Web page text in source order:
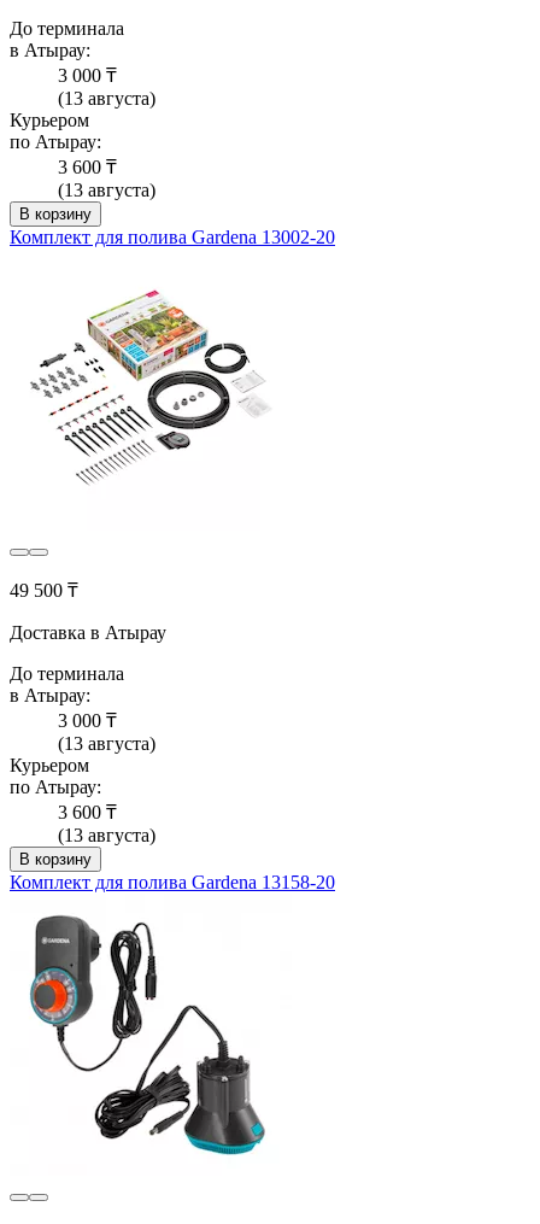
До терминала
в Атырау:
3 000 ₸
(13 августа)
Курьером
по Атырау:
3 600 ₸
(13 августа)
В корзину
Комплект для полива Gardena 13002-20
49 500 ₸
Доставка в Атырау
До терминала
в Атырау:
3 000 ₸
(13 августа)
Курьером
по Атырау:
3 600 ₸
(13 августа)
В корзину
Комплект для полива Gardena 13158-20